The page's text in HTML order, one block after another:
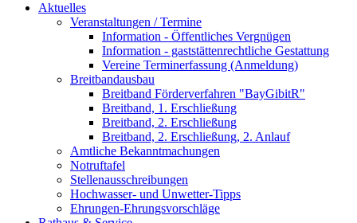
Aktuelles
Veranstaltungen / Termine
Information - Öffentliches Vergnügen
Information - gaststättenrechtliche Gestattung
Vereine Terminerfassung (Anmeldung)
Breitbandausbau
Breitband Förderverfahren "BayGibitR"
Breitband, 1. Erschließung
Breitband, 2. Erschließung
Breitband, 2. Erschließung, 2. Anlauf
Amtliche Bekanntmachungen
Notruftafel
Stellenausschreibungen
Hochwasser- und Unwetter-Tipps
Ehrungen-Ehrungsvorschläge